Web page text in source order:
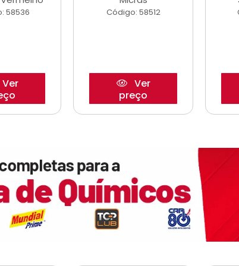
58536
Ver
Código: 58512
Ver
preço